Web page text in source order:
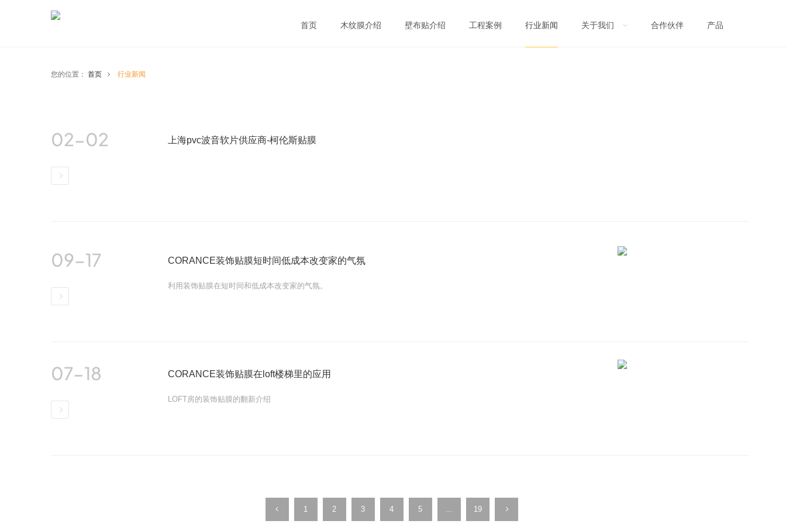
首页 木纹膜介绍 壁布贴介绍 工程案例 关于我们 合作伙伴 产品
您的位置： 首页 行业新闻
02-02 上海pvc波音软片供应商-柯伦斯贴膜
09-17 CORANCE装饰贴膜短时间低成本改变家的气氛
利用装饰贴膜在短时间和低成本改变家的气氛。
07-18 CORANCE装饰贴膜在loft楼梯里的应用
LOFT房的装饰贴膜的翻新介绍
1 2 3 4 5 19